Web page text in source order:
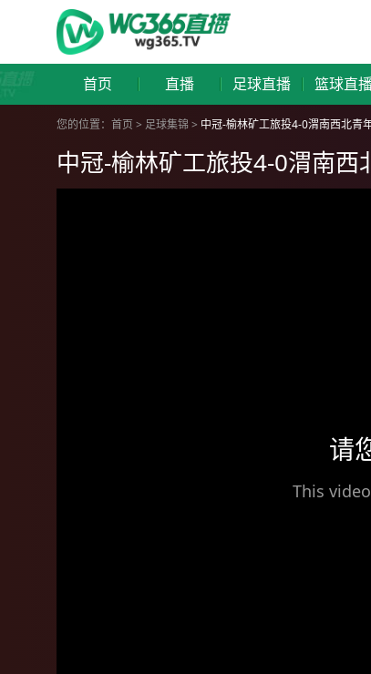
首页 直播 足球直播 篮球直
您的位置： 首页 > 足球集锦 > 中冠-榆林矿工旅投4-0渭南西北青
中冠-榆林矿工旅投4-0渭南
请
This